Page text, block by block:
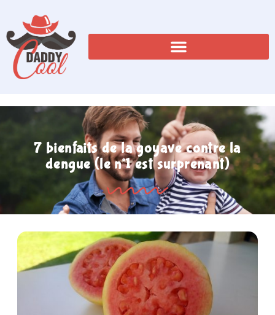
7 bienfaits de la goyave contre la
dengue (le n°1 est surprenant)